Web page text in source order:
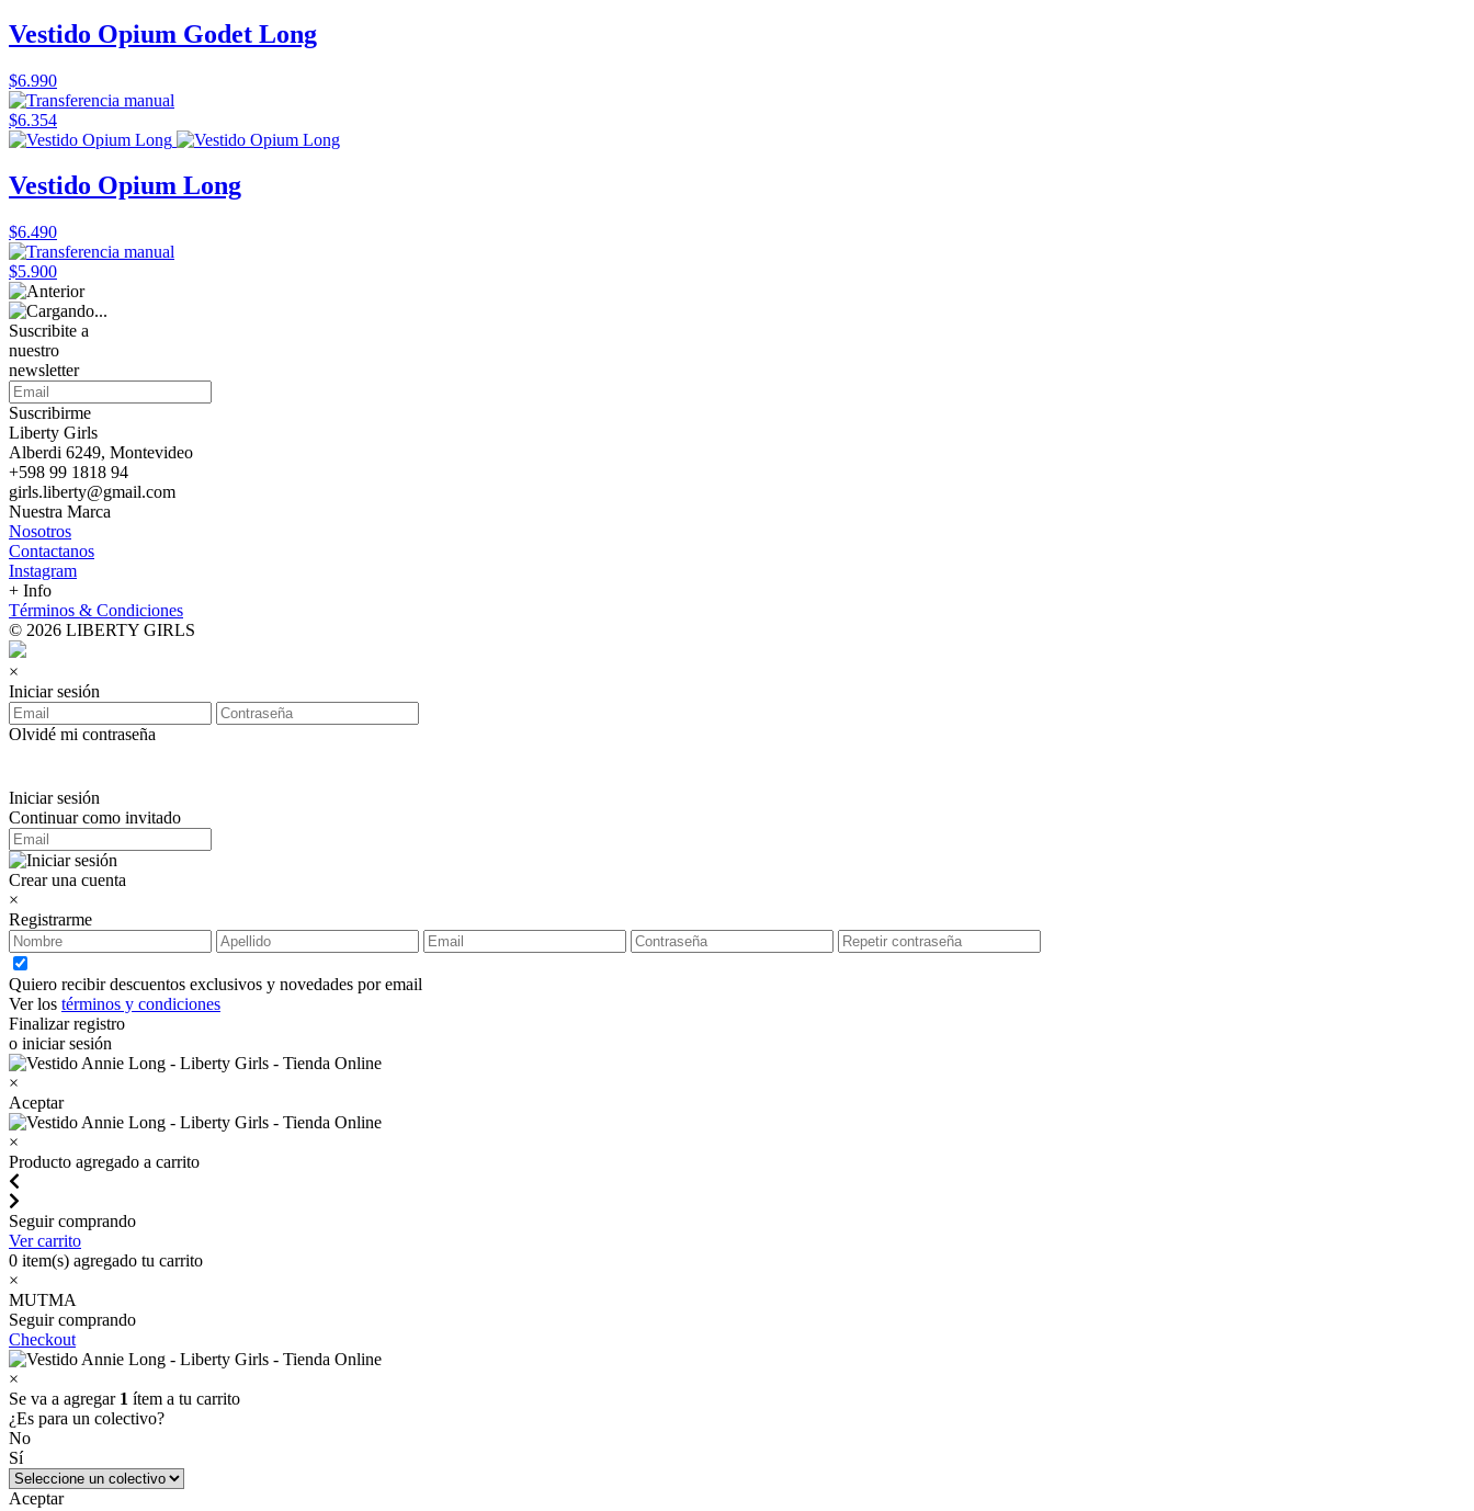
Vestido Opium Godet Long
$6.990
$6.354
Vestido Opium Long
$6.490
$5.900
Suscribite a
nuestro
newsletter
Suscribirme
Liberty Girls
Alberdi 6249, Montevideo
+598 99 1818 94
girls.liberty@gmail.com
Nuestra Marca
Nosotros
Contactanos
Instagram
+ Info
Términos & Condiciones
© 2026 LIBERTY GIRLS
×
Iniciar sesión
Olvidé mi contraseña
Iniciar sesión
Continuar como invitado
Crear una cuenta
×
Registrarme
Quiero recibir descuentos exclusivos y novedades por email
Ver los términos y condiciones
Finalizar registro
o iniciar sesión
×
Aceptar
×
Producto agregado a carrito
Seguir comprando
Ver carrito
0 item(s) agregado tu carrito
×
MUTMA
Seguir comprando
Checkout
×
Se va a agregar 1 ítem a tu carrito
¿Es para un colectivo?
No
Sí
Aceptar